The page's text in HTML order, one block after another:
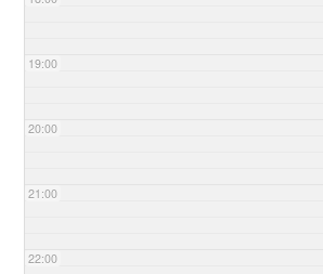
19:00
20:00
21:00
22:00